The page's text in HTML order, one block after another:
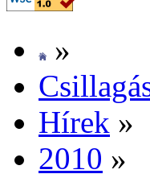
»
Hí­rek »
2010 »